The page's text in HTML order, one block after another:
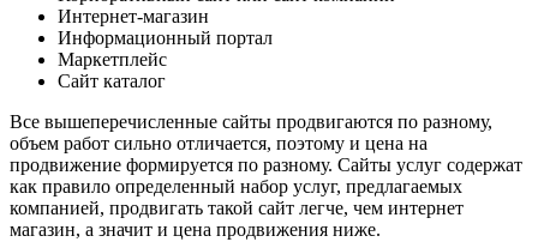
Интернет-магазин
Информационный портал
Маркетплейс
Сайт каталог
Все вышеперечисленные сайты продвигаются по разному,
объем работ сильно отличается, поэтому и цена на
продвижение формируется по разному. Сайты услуг содержат
как правило определенный набор услуг, предлагаемых
компанией, продвигать такой сайт легче, чем интернет
магазин, а значит и цена продвижения ниже.